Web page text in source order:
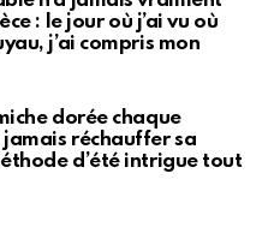
: le jour où j’ai vu où
j’ai compris mon
dorée chaque
jamais réchauffer sa
d’été intrigue tout